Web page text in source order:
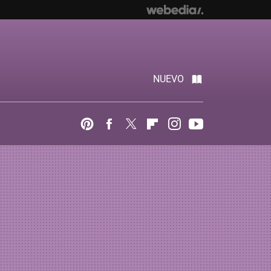
NUEVO
PinterestFacebook
Twitter FlipboardInstagram